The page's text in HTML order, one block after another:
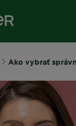
Ako vybrať